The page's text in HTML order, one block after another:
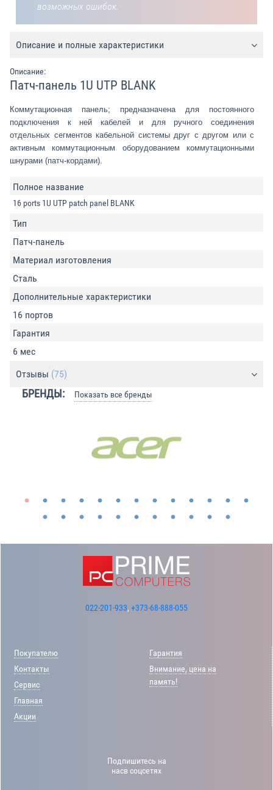
возможных ошибок.
Описание и полные характеристики
Описание:
Патч-панель 1U UTP BLANK
Коммутационная панель; предназначена для постоянного
подключения к ней кабелей и для ручного соединения
отдельных сегментов кабельной системы друг с другом или с
активным коммутационным оборудованием коммутационными
шнурами (патч-кордами).
Полное название
16 ports 1U UTP patch panel BLANK
Тип
Патч-панель
Материал изготовления
Сталь
Дополнительные характеристики
16 портов
Гарантия
6 мес
Отзывы (75)
БРЕНДЫ: Показать все бренды
022-201-933, +373-68-888-055
Покупателю
Контакты
Сервис
Главная
Акции
Гарантия
Внимание, цена на
память!
Подпишитесь на
насв соцсетях